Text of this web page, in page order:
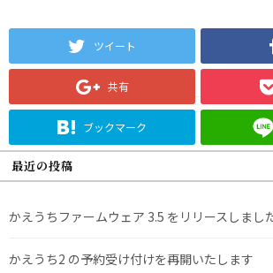
ツイート
共有
ブックマーク
最近の投稿
かえうちファームウェア 3.5 をリリースしまし
かえうち2 の予約受け付けを再開いたします